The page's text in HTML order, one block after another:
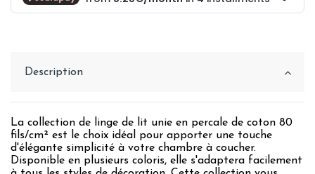
Description
La collection de linge de lit unie en percale de coton 80
fils/cm² est le choix idéal pour apporter une touche
d'élégante simplicité à votre chambre à coucher.
Disponible en plusieurs coloris, elle s'adaptera facilement